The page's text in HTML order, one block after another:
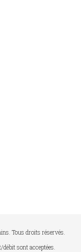
Tous droits réservés.
sont acceptées.